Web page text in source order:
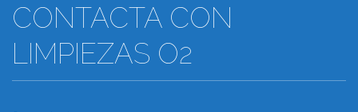
CONTACTA CON
LIMPIEZAS O2